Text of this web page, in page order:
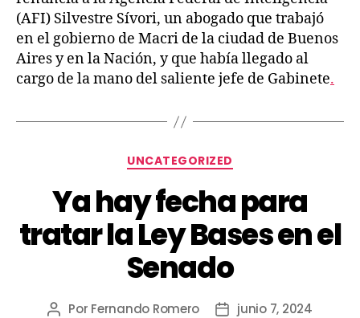
(AFI) Silvestre Sívori, un abogado que trabajó
en el gobierno de Macri de la ciudad de Buenos
Aires y en la Nación, y que había llegado al
cargo de la mano del saliente jefe de Gabinete.
UNCATEGORIZED
Ya hay fecha para
tratar la Ley Bases en el
Senado
Por Fernando Romero
junio 7, 2024